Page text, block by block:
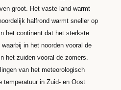
groot. Het vaste land warmt
halfrond warmt sneller op
het continent dat het sterkste
in het noorden vooral de
het zuiden vooral de zomers.
van het meteorologisch
temperatuur in Zuid- en Oost